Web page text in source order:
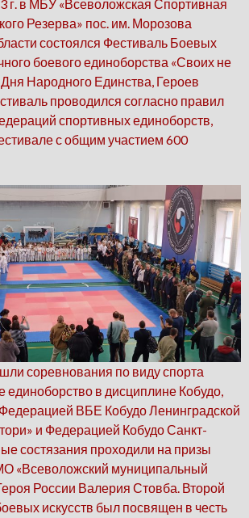
г. в МБУ «Всеволожская Спортивная
Резерва» пос. им. Морозова
состоялся Фестиваль Боевых
боевого единоборства «Своих не
Народного Единства, Героев
проводился согласно правил
спортивных единоборств,
с общим участием 600
соревнования по виду спорта
единоборство в дисциплине Кобудо,
ВБЕ Кобудо Ленинградской
и Федерацией Кобудо Санкт-
состязания проходили на призы
«Всеволожский муниципальный
России Валерия Стовба. Второй
искусств был посвящен в честь